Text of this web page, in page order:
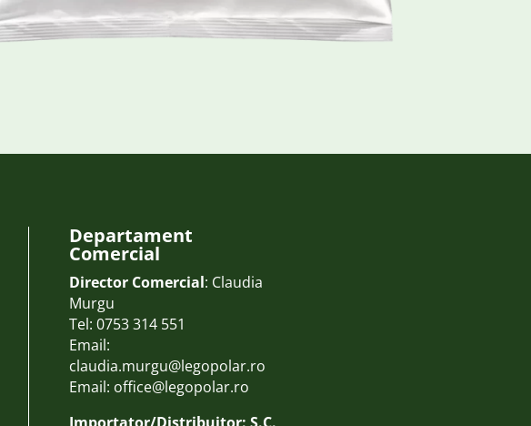
Departament
Comercial
Director Comercial: Claudia
Murgu
Tel: 0753 314 551
Email:
claudia.murgu@legopolar.ro
Email: office@legopolar.ro